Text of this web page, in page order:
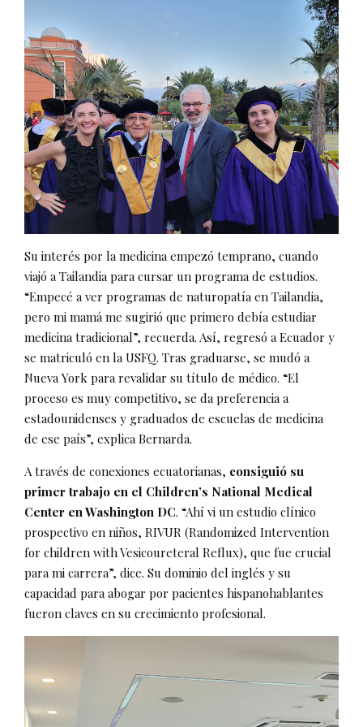
Su interés por la medicina empezó temprano, cuando
viajó a Tailandia para cursar un programa de estudios.
“Empecé a ver programas de naturopatía en Tailandia,
pero mi mamá me sugirió que primero debía estudiar
medicina tradicional”, recuerda. Así, regresó a Ecuador y
se matriculó en la USFQ. Tras graduarse, se mudó a
Nueva York para revalidar su título de médico. “El
proceso es muy competitivo, se da preferencia a
estadounidenses y graduados de escuelas de medicina
de ese país”, explica Bernarda.
A través de conexiones ecuatorianas, consiguió su
primer trabajo en el Children’s National Medical
Center en Washington DC. “Ahí vi un estudio clínico
prospectivo en niños, RIVUR (Randomized Intervention
for children with Vesicoureteral Reflux), que fue crucial
para mi carrera”, dice. Su dominio del inglés y su
capacidad para abogar por pacientes hispanohablantes
fueron claves en su crecimiento profesional.